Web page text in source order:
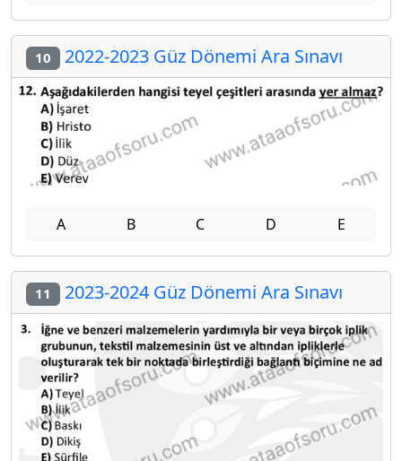
10 2022-2023 Güz Dönemi Ara Sınavı
A B C D E
11 2023-2024 Güz Dönemi Ara Sınavı